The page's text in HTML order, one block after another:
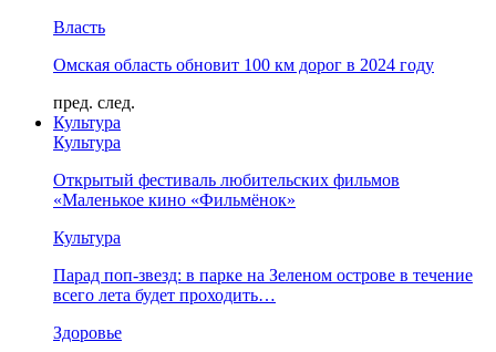
Власть
Омская область обновит 100 км дорог в 2024 году
пред. след.
Культура
Культура
Открытый фестиваль любительских фильмов
«Маленькое кино «Фильмёнок»
Культура
Парад поп-звезд: в парке на Зеленом острове в течение
всего лета будет проходить…
Здоровье